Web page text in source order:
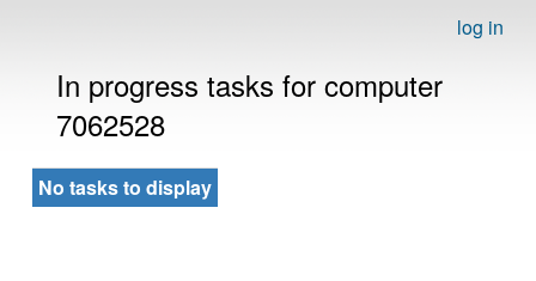
log in
In progress tasks for computer
7062528
No tasks to display